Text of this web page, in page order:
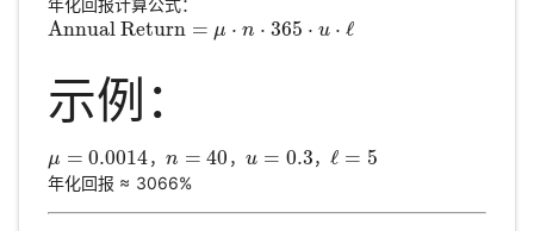
Annual Return = μ ⋅ n ⋅ 365 ⋅ u ⋅ ℓ
Annual Return=μ⋅n ⋅365 ⋅u⋅ℓ
示例：
μ = 0.0014
μ=0.0014 ， n = 40
n= 40 ， u = 0.3
u=0.3 ， ℓ = 5
ℓ=5
年化回报 ≈ 3066%